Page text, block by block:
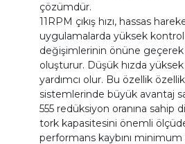
çözümdür.
11RPM çıkış hızı, hassas
uygulamalarda yüksek kontrol
değişimlerinin önüne
oluşturur. Düşük hızda
yardımcı olur. Bu özellik
sistemlerinde büyük avantaj
555 redüksiyon oranına sahip
tork kapasitesini önemli ölçüde
performans kaybını